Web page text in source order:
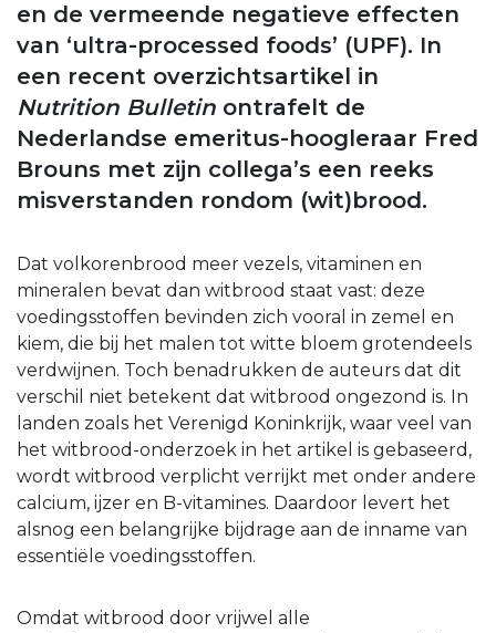
en de vermeende negatieve effecten
van ‘ultra-processed foods’ (UPF). In
een recent overzichtsartikel in
Nutrition Bulletin ontrafelt de
Nederlandse emeritus-hoogleraar Fred
Brouns met zijn collega’s een reeks
misverstanden rondom (wit)brood.
Dat volkorenbrood meer vezels, vitaminen en
mineralen bevat dan witbrood staat vast: deze
voedingsstoffen bevinden zich vooral in zemel en
kiem, die bij het malen tot witte bloem grotendeels
verdwijnen. Toch benadrukken de auteurs dat dit
verschil niet betekent dat witbrood ongezond is. In
landen zoals het Verenigd Koninkrijk, waar veel van
het witbrood-onderzoek in het artikel is gebaseerd,
wordt witbrood verplicht verrijkt met onder andere
calcium, ijzer en B-vitamines. Daardoor levert het
alsnog een belangrijke bijdrage aan de inname van
essentiële voedingsstoffen.
Omdat witbrood door vrijwel alle